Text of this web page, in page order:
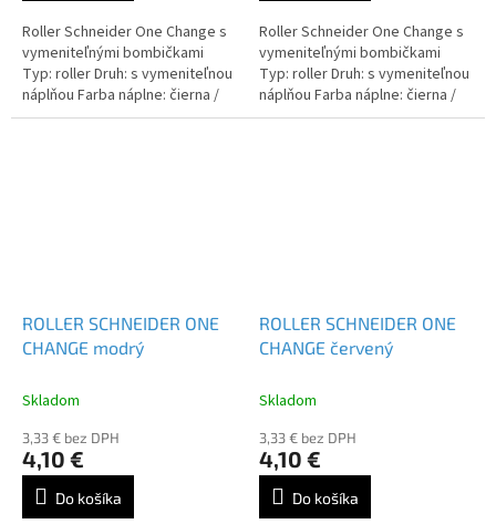
Roller Schneider One Change s
vymeniteľnými bombičkami
Typ: roller Druh: s vymeniteľnou
náplňou Farba náplne: čierna /
červená / modrá / zelená / lilac
Roller Schneider One Change s
vymeniteľnými bombičkami
Typ: roller Druh: s vymeniteľnou
náplňou Farba náplne: čierna /
červená / modrá / zelená / lilac
ROLLER SCHNEIDER ONE
CHANGE modrý
Skladom
3,33 € bez DPH
4,10 €
Do košíka
ROLLER SCHNEIDER ONE
CHANGE červený
Skladom
3,33 € bez DPH
4,10 €
Do košíka